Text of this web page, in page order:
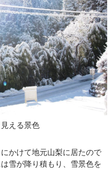
える景色
かけて地元山梨に居たので
雪が降り積もり、雪景色を